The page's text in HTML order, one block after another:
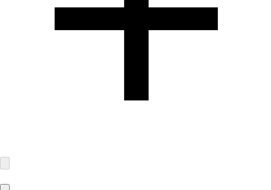
Gierlichsstraße 26
53840 Troisdorf